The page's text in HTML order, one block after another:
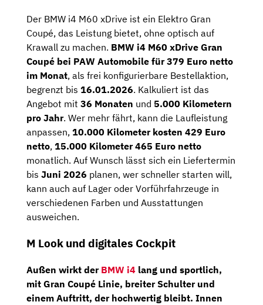
Der BMW i4 M60 xDrive ist ein Elektro Gran
Coupé, das Leistung bietet, ohne optisch auf
Krawall zu machen. BMW i4 M60 xDrive Gran
Coupé bei PAW Automobile für 379 Euro netto
im Monat, als frei konfigurierbare Bestellaktion,
begrenzt bis 16.01.2026. Kalkuliert ist das
Angebot mit 36 Monaten und 5.000 Kilometern
pro Jahr. Wer mehr fährt, kann die Laufleistung
anpassen, 10.000 Kilometer kosten 429 Euro
netto, 15.000 Kilometer 465 Euro netto
monatlich. Auf Wunsch lässt sich ein Liefertermin
bis Juni 2026 planen, wer schneller starten will,
kann auch auf Lager oder Vorführfahrzeuge in
verschiedenen Farben und Ausstattungen
ausweichen.
M Look und digitales Cockpit
Außen wirkt der BMW i4 lang und sportlich,
mit Gran Coupé Linie, breiter Schulter und
einem Auftritt, der hochwertig bleibt. Innen